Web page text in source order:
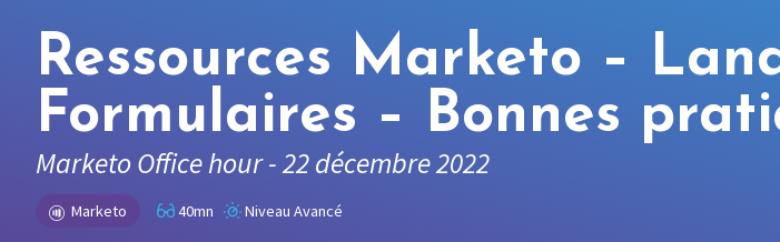
Ressources Marketo –
Formulaires – Bonnes
Marketo Office hour - 22 décembre 2022
Marketo 40mn Niveau Avancé